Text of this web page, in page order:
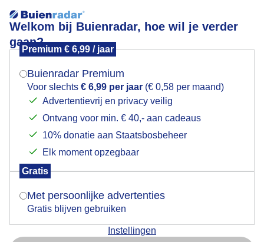
Welkom bij Buienradar, hoe wil je verder
gaan?
Premium € 6,99 / jaar
Buienradar Premium
Voor slechts € 6,99 per jaar (€ 0,58 per maand)
Advertentievrij en privacy veilig
Ontvang voor min. € 40,- aan cadeaus
10% donatie aan Staatsbosbeheer
Elk moment opzegbaar
Gratis
Met persoonlijke advertenties
Gratis blijven gebruiken
Instellingen
Wolken en zon
Wolken en zon
Mogen we je locatie gebruiken voor het
Indien je hier nog geen akkoord op hebt gegeven,
verschijnt er zo een pop-up uit je browser waarin
Is goed, toon de popup
Nu niet, misschien later